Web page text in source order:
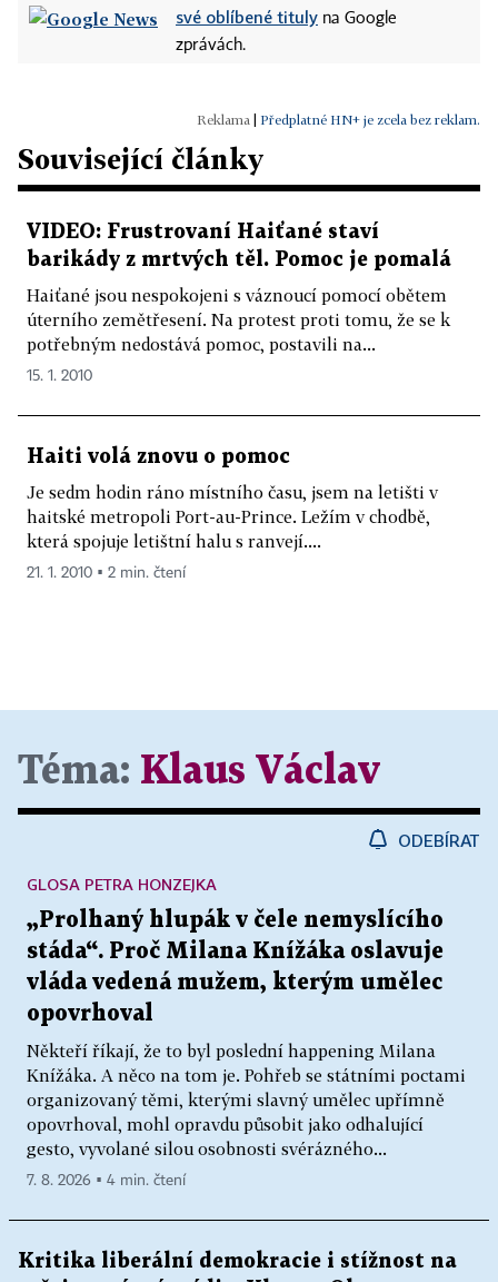
své oblíbené tituly na Google
zprávách.
Předplatné HN+ je zcela bez reklam.
Související články
VIDEO: Frustrovaní Haiťané staví
barikády z mrtvých těl. Pomoc je pomalá
Haiťané jsou nespokojeni s váznoucí pomocí obětem
úterního zemětřesení. Na protest proti tomu, že se k
potřebným nedostává pomoc, postavili na...
15. 1. 2010
Haiti volá znovu o pomoc
Je sedm hodin ráno místního času, jsem na letišti v
haitské metropoli Port-au-Prince. Ležím v chodbě,
která spojuje letištní halu s ranvejí....
21. 1. 2010 ▪ 2 min. čtení
Téma: Klaus Václav
ODEBÍRAT
„Prolhaný hlupák v čele nemyslícího
stáda“. Proč Milana Knížáka oslavuje
vláda vedená mužem, kterým umělec
opovrhoval
Někteří říkají, že to byl poslední happening Milana
Knížáka. A něco na tom je. Pohřeb se státními poctami
organizovaný těmi, kterými slavný umělec upřímně
opovrhoval, mohl opravdu působit jako odhalující
gesto, vyvolané silou osobnosti svérázného...
GLOSA PETRA HONZEJKA
7. 8. 2026 ▪ 4 min. čtení
Kritika liberální demokracie i stížnost na